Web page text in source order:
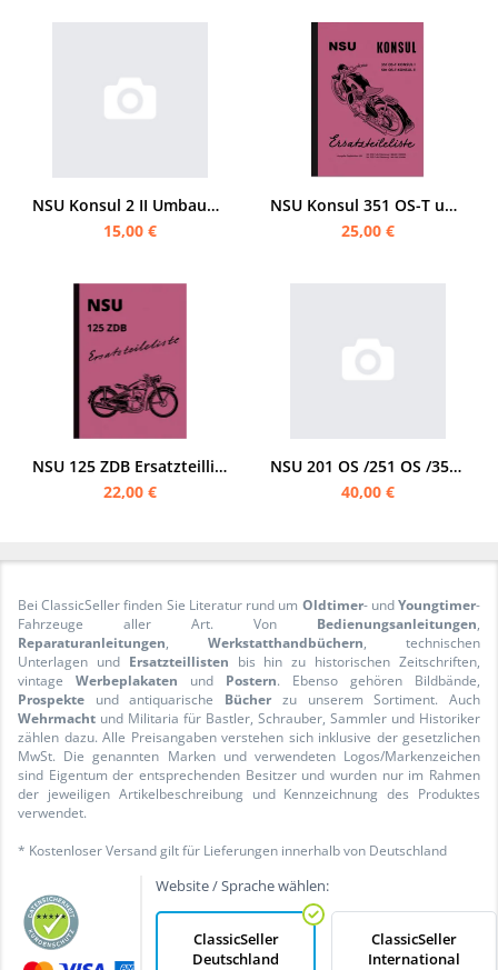
NSU Konsul 2 II Umbauanleitung und Ersatzteilliste
15,00 €
NSU Konsul 351 OS-T und 501 OS-T Ersatzteilliste
25,00 €
NSU 125 ZDB Ersatzteilliste
22,00 €
NSU 201 OS /251 OS /351 OT Ersatzteilliste
40,00 €
Bei ClassicSeller finden Sie Literatur rund um Oldtimer- undYoungtimer-
Fahrzeuge aller Art. Von Bedienungsanleitungen,
Reparaturanleitungen, Werkstatthandbüchern, technischen
Unterlagen und Ersatzteillisten bis hin zu historischen Zeitschriften,
vintage Werbeplakaten und Postern. Ebenso gehören Bildbände,
Prospekte und antiquarische Bücher zu unserem Sortiment. Auch
Wehrmacht und Militaria für Bastler, Schrauber, Sammler und Historiker
zählen dazu. Alle Preisangaben verstehen sich inklusive der gesetzlichen
MwSt. Die genannten Marken und verwendeten Logos/Markenzeichen
sind Eigentum der entsprechenden Besitzer und wurden nur im Rahmen
der jeweiligen Artikelbeschreibung und Kennzeichnung des Produktes
verwendet.
* Kostenloser Versand gilt für Lieferungen innerhalb von Deutschland
Website / Sprache wählen:
ClassicSeller
Deutschland
ClassicSeller
International